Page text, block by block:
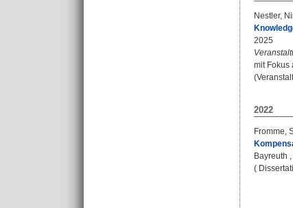
Nestler,
2025
mit Fokus
2022
Fromme,
Bayreuth
(